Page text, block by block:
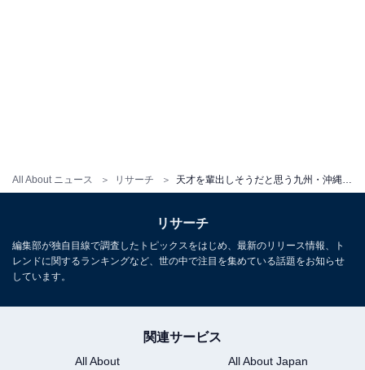
All About ニュース リサーチ
リサーチ
編集部が独自目線で調査したトピックスをはじめ、最新のリリース情報、ト
レンドに関するランキングなど、世の中で注目を集めている話題をお知らせ
しています。
関連サービス
All About
All About Japan